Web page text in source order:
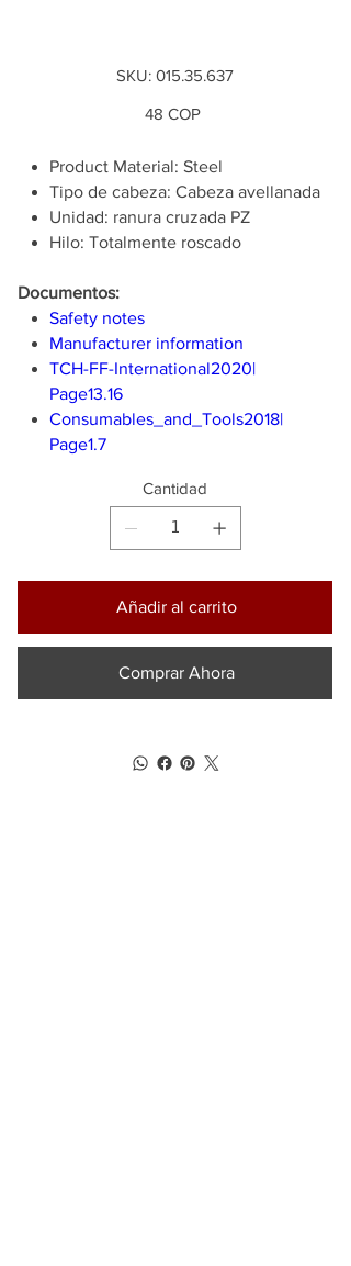
SKU: SKU
015.35.637
015.35.637
Precio
48 COP
Product Material: Steel
Tipo de cabeza: Cabeza avellanada
Unidad: ranura cruzada PZ
Hilo: Totalmente roscado
Documentos:
Safety notes
Manufacturer information
TCH-FF-International2020|
Page13.16
Consumables_and_Tools2018|
Page1.7
Cantidad
Añadir al carrito
Comprar Ahora